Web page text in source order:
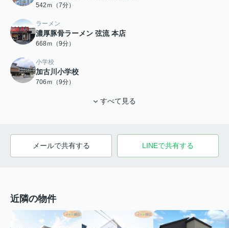
542ｍ（7分）
ラーメン
濃厚豚骨ラーメン 弦流 本店
668ｍ（9分）
小学校
加古川小学校
706ｍ（9分）
すべて見る
メールで共有する LINEで共有する
近隣の物件